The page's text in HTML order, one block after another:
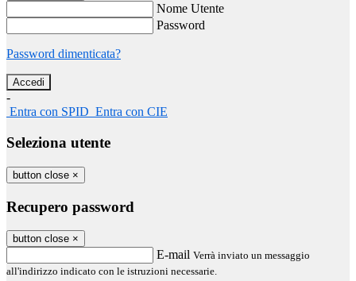
Nome Utente
Password
Password dimenticata?
-
Entra con SPID Entra con CIE
Seleziona utente
button close ×
Recupero password
button close ×
E-mail Verrà inviato un messaggio
all'indirizzo indicato con le istruzioni necessarie.